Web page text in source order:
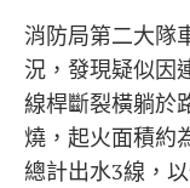
消防局第二大隊
況，發現疑似因
線桿斷裂橫躺於
燒，起火面積約
總計出水3線，